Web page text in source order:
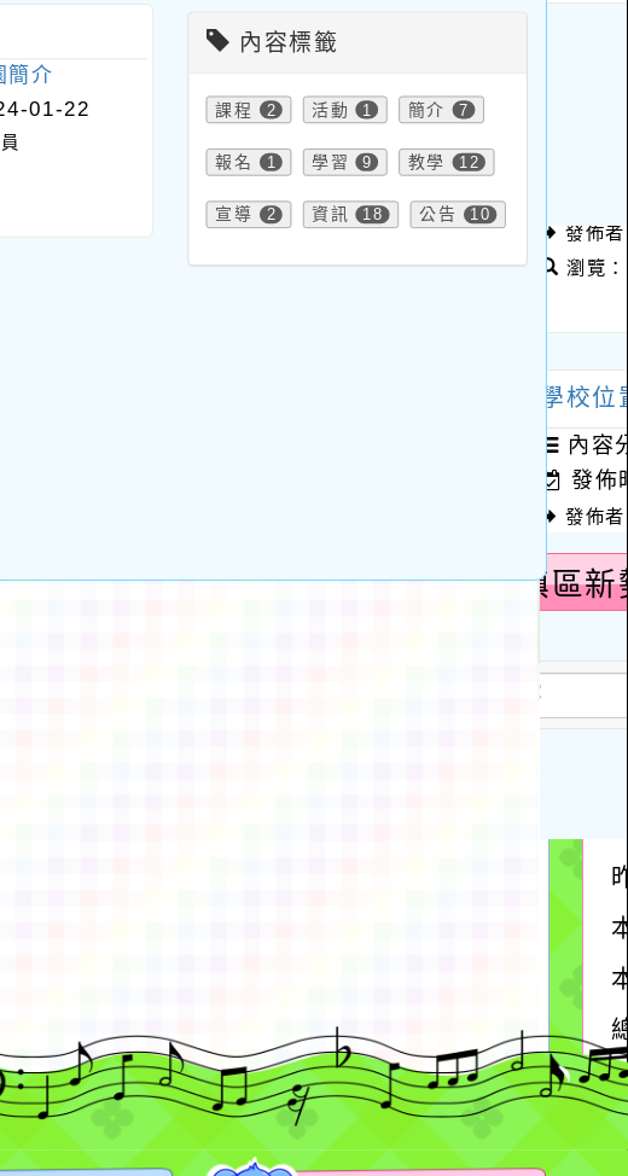
簡介
01-22
內容標籤
課程 2 活動 1 簡介 7
報名 1 學習 9 教學 12
宣導 2 資訊 18 公告 10